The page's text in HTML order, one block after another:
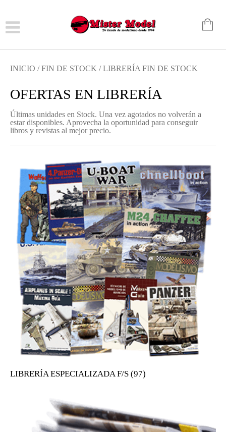
INICIO /FIN DE STOCK / LIBRERÍA FIN DE STOCK
OFERTAS EN LIBRERÍA
Últimas unidades en Stock. Una vez agotados no volverán a
estar disponibles. Aprovecha la oportunidad para conseguir
libros y revistas al mejor precio.
LIBRERÍA ESPECIALIZADA F/S (97)